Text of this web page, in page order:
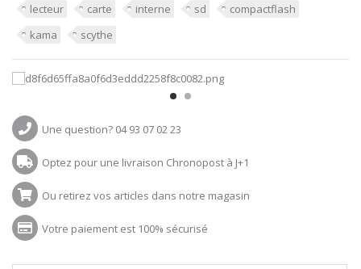
lecteur carte interne sd
compactflash
kama
scythe
Une question? 04 93 07 02 23
Optez pour une livraison Chronopost à J+1
Ou retirez vos articles dans notre magasin
Votre paiement est 100% sécurisé